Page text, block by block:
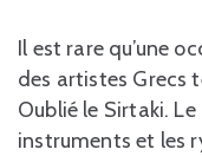
Il est rare qu’une
des artistes Grecs
Oublié le Sirtaki.
instruments et les